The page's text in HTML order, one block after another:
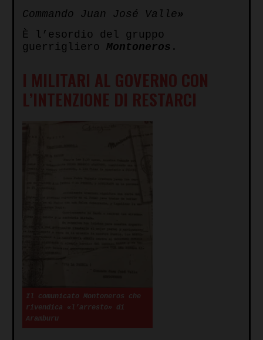
Commando Juan José Valle»
È l’esordio del gruppo
guerrigliero Montoneros .
I MILITARI AL GOVERNO CON
L’INTENZIONE DI RESTARCI
Il comunicato Montoneros che
rivendica «l’arresto» di
Aramburu